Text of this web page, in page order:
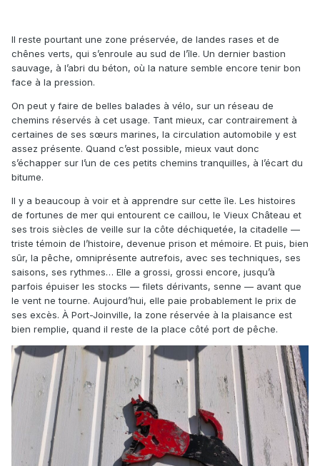
Il reste pourtant une zone préservée, de landes rases et de
chênes verts, qui s’enroule au sud de l’île. Un dernier bastion
sauvage, à l’abri du béton, où la nature semble encore tenir bon
face à la pression.
On peut y faire de belles balades à vélo, sur un réseau de
chemins réservés à cet usage. Tant mieux, car contrairement à
certaines de ses sœurs marines, la circulation automobile y est
assez présente. Quand c’est possible, mieux vaut donc
s’échapper sur l’un de ces petits chemins tranquilles, à l’écart du
bitume.
Il y a beaucoup à voir et à apprendre sur cette île. Les histoires
de fortunes de mer qui entourent ce caillou, le Vieux Château et
ses trois siècles de veille sur la côte déchiquetée, la citadelle —
triste témoin de l’histoire, devenue prison et mémoire. Et puis, bien
sûr, la pêche, omniprésente autrefois, avec ses techniques, ses
saisons, ses rythmes… Elle a grossi, grossi encore, jusqu’à
parfois épuiser les stocks — filets dérivants, senne — avant que
le vent ne tourne. Aujourd’hui, elle paie probablement le prix de
ses excès. À Port-Joinville, la zone réservée à la plaisance est
bien remplie, quand il reste de la place côté port de pêche.